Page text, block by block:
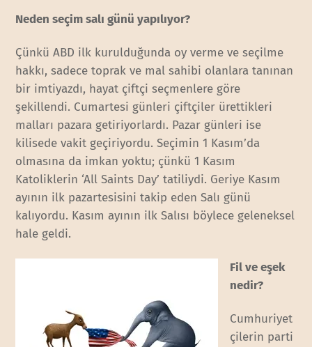
Neden seçim salı günü yapılıyor?
Çünkü ABD ilk kurulduğunda oy verme ve seçilme
hakkı, sadece toprak ve mal sahibi olanlara tanınan
bir imtiyazdı, hayat çiftçi seçmenlere göre
şekillendi. Cumartesi günleri çiftçiler ürettikleri
malları pazara getiriyorlardı. Pazar günleri ise
kilisede vakit geçiriyordu. Seçimin 1 Kasım’da
olmasına da imkan yoktu; çünkü 1 Kasım
Katoliklerin ‘All Saints Day’ tatiliydi. Geriye Kasım
ayının ilk pazartesisini takip eden Salı günü
kalıyordu. Kasım ayının ilk Salısı böylece geleneksel
hale geldi.
Fil ve eşek
nedir?
Cumhuriyet
çilerin parti